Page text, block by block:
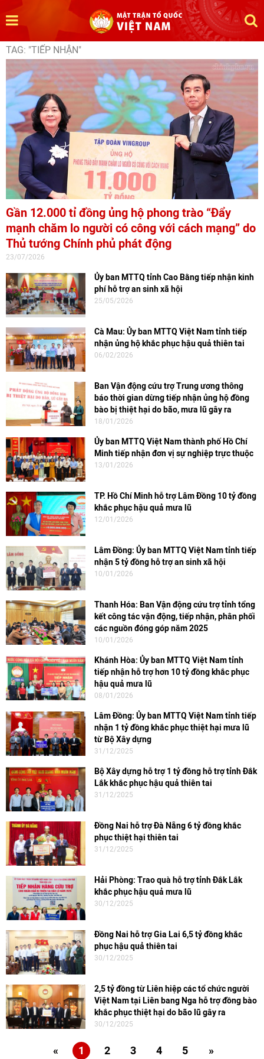
TAG: "TIẾP NHẬN"
Gần 12.000 tỉ đồng ủng hộ phong trào “Đẩy
mạnh chăm lo người có công với cách mạng” do
Thủ tướng Chính phủ phát động
23/07/2026
Ủy ban MTTQ tỉnh Cao Bằng tiếp nhận kinh
phí hỗ trợ an sinh xã hội
25/05/2026
Cà Mau: Ủy ban MTTQ Việt Nam tỉnh tiếp
nhận ủng hộ khắc phục hậu quả thiên tai
06/02/2026
Ban Vận động cứu trợ Trung ương thông
báo thời gian dừng tiếp nhận ủng hộ đồng
bào bị thiệt hại do bão, mưa lũ gây ra
18/01/2026
Ủy ban MTTQ Việt Nam thành phố Hồ Chí
Minh tiếp nhận đơn vị sự nghiệp trực thuộc
13/01/2026
TP. Hồ Chí Minh hỗ trợ Lâm Đồng 10 tỷ đồng
khắc phục hậu quả mưa lũ
12/01/2026
Lâm Đồng: Ủy ban MTTQ Việt Nam tỉnh tiếp
nhận 5 tỷ đồng hỗ trợ an sinh xã hội
10/01/2026
Thanh Hóa: Ban Vận động cứu trợ tỉnh tổng
kết công tác vận động, tiếp nhận, phân phối
các nguồn đóng góp năm 2025
10/01/2026
Khánh Hòa: Ủy ban MTTQ Việt Nam tỉnh
tiếp nhận hỗ trợ hơn 10 tỷ đồng khắc phục
hậu quả mưa lũ
08/01/2026
Lâm Đồng: Ủy ban MTTQ Việt Nam tỉnh tiếp
nhận 1 tỷ đồng khắc phục thiệt hại mưa lũ
từ Bộ Xây dựng
31/12/2025
Bộ Xây dựng hỗ trợ 1 tỷ đồng hỗ trợ tỉnh Đắk
Lắk khắc phục hậu quả thiên tai
31/12/2025
Đồng Nai hỗ trợ Đà Nẵng 6 tỷ đồng khắc
phục thiệt hại thiên tai
31/12/2025
Hải Phòng: Trao quà hỗ trợ tỉnh Đắk Lắk
khắc phục hậu quả mưa lũ
30/12/2025
Đồng Nai hỗ trợ Gia Lai 6,5 tỷ đồng khắc
phục hậu quả thiên tai
30/12/2025
2,5 tỷ đồng từ Liên hiệp các tổ chức người
Việt Nam tại Liên bang Nga hỗ trợ đồng bào
khắc phục thiệt hại do bão lũ gây ra
30/12/2025
« 1 2 3 4 5 »